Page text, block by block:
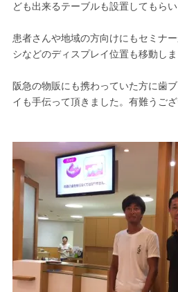
ども出来るテーブルも設置してもらい
患者さんや地域の方向けにもセミナ
シなどのディスプレイ位置も移動しま
阪急の物販にも携わっていた方に歯
イも手伝って頂きました。有難うござ